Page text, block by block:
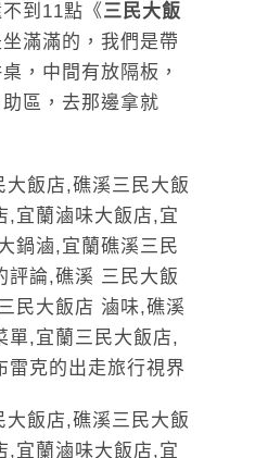
到11點《三民大飯
滿滿的，我們是帶
，中間有放隔板，
區，去那邊拿就